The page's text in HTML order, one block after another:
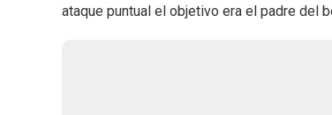
ataque puntual el objetivo era el padre del